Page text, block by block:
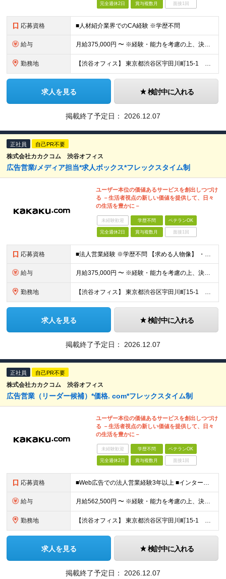
完全週休2日 賞与複数月 面接1回
応募資格 ■人材紹介業界でのCA経験 ※学歴不問
給与 月給375,000円 〜 ※経験・能力を考慮の上、決定します ※試用期間3カ月/期間中の雇用形態および処遇の変更はありません ※固定残業手当（35時間相当。超過分は支給） ※給与見直し年2回、賞与年1
勤務地 【渋谷オフィス】 東京都渋谷区宇田川町15-1 渋谷パルコDGビル ※（変更の範囲）会社の定める場所
求人を見る 検討中に入れる
掲載終了予定日： 2026.12.07
正社員 自己PR不要
株式会社カカクコム 渋谷オフィス
広告営業/メディア担当*求人ボックス*フレックスタイム制
ユーザー本位の価値あるサービスを創出しつづけ
る －生活者視点の新しい価値を提供して、日々
の生活を豊かに－
未経験歓迎 学歴不問 ベテランOK
完全週休2日 賞与複数月 面接1回
応募資格 ■法人営業経験 ※学歴不問 【求める人物像】 ・自ら営業計画を立て、目標達成のため思考し、自律して業務遂行ができる方 ・変化を楽しむことができ、既存のやり方や慣習にとらわれずにポジティブに物事を考え
給与 月給375,000円 〜 ※経験・能力を考慮の上、決定します ※試用期間3カ月/期間中の雇用形態および処遇の変更はありません ※固定残業手当（35時間相当。超過分は支給） ※給与見直し年2回、賞与年1
勤務地 【渋谷オフィス】 東京都渋谷区宇田川町15-1 渋谷パルコDGビル ※（変更の範囲）会社の定める場所
求人を見る 検討中に入れる
掲載終了予定日： 2026.12.07
正社員 自己PR不要
株式会社カカクコム 渋谷オフィス
広告営業（リーダー候補）*価格. com*フレックスタイム制
ユーザー本位の価値あるサービスを創出しつづけ
る －生活者視点の新しい価値を提供して、日々
の生活を豊かに－
未経験歓迎 学歴不問 ベテランOK
完全週休2日 賞与複数月 面接1回
応募資格 ■Web広告での法人営業経験3年以上 ■インターネット広告（運用型広告、ディスプレイ広告、アフィリエイト広告、タイアップ広告など）の営業経験、またはそれに準ずるWebマーケティング関連の実務経験 ■売
給与 月給562,500円 〜 ※経験・能力を考慮の上、決定します ※試用期間3カ月/期間中の雇用形態および処遇の変更はありません ※固定残業手当（35時間相当。超過分は支給） ※給与見直し年2回、賞与年1
勤務地 【渋谷オフィス】 東京都渋谷区宇田川町15-1 渋谷パルコDGビル ※（変更の範囲）会社の定める場所
求人を見る 検討中に入れる
掲載終了予定日： 2026.12.07